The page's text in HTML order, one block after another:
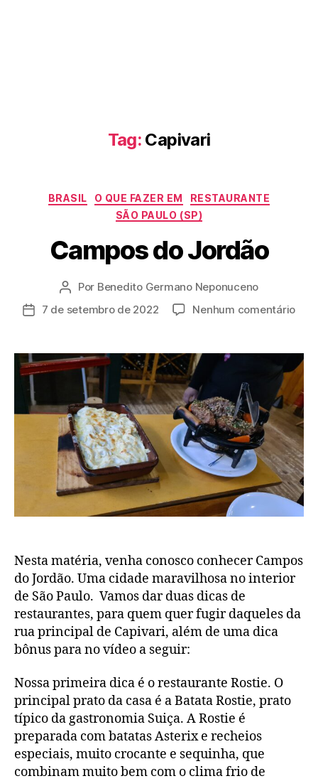
Tag: Capivari
Categorias
BRASIL O QUE FAZER EM
RESTAURANTE
SÃO PAULO (SP)
Campos do Jordão
Autor
Por Benedito Germano Neponuceno
Data7 de setembro de 2022 Nenhum comentárioem
Nesta matéria, venha conosco conhecer Campos
do Jordão. Uma cidade maravilhosa no interior
de São Paulo. Vamos dar duas dicas de
restaurantes, para quem quer fugir daqueles da
rua principal de Capivari, além de uma dica
bônus para no vídeo a seguir:
Nossa primeira dica é o restaurante Rostie. O
principal prato da casa é a Batata Rostie, prato
típico da gastronomia Suiça. A Rostie é
preparada com batatas Asterix e recheios
especiais, muito crocante e sequinha, que
combinam muito bem com o clima frio de